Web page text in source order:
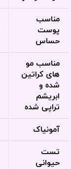
مناسب
پوست
حساس
مناسب مو
های کراتین
شده و
ابریشم
تراپی شده
آمونیاک
تست
حیوانی